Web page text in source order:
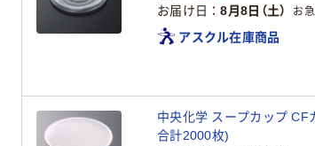
お届け日
8月8日（土） お
アスクル在庫商品
中央化学 スープカップ
合計2000枚)